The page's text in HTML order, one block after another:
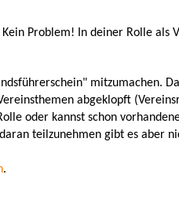
Problem! In deiner Rolle als
mitzumachen.
abgeklopft
oder kannst schon
teilzunehmen gibt es aber
.